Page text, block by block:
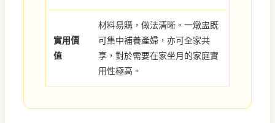
實用價
值
材料易購，做法清晰。一燉盅既
可集中補養產婦，亦可全家共
享，對於需要在家坐月的家庭實
用性極高。